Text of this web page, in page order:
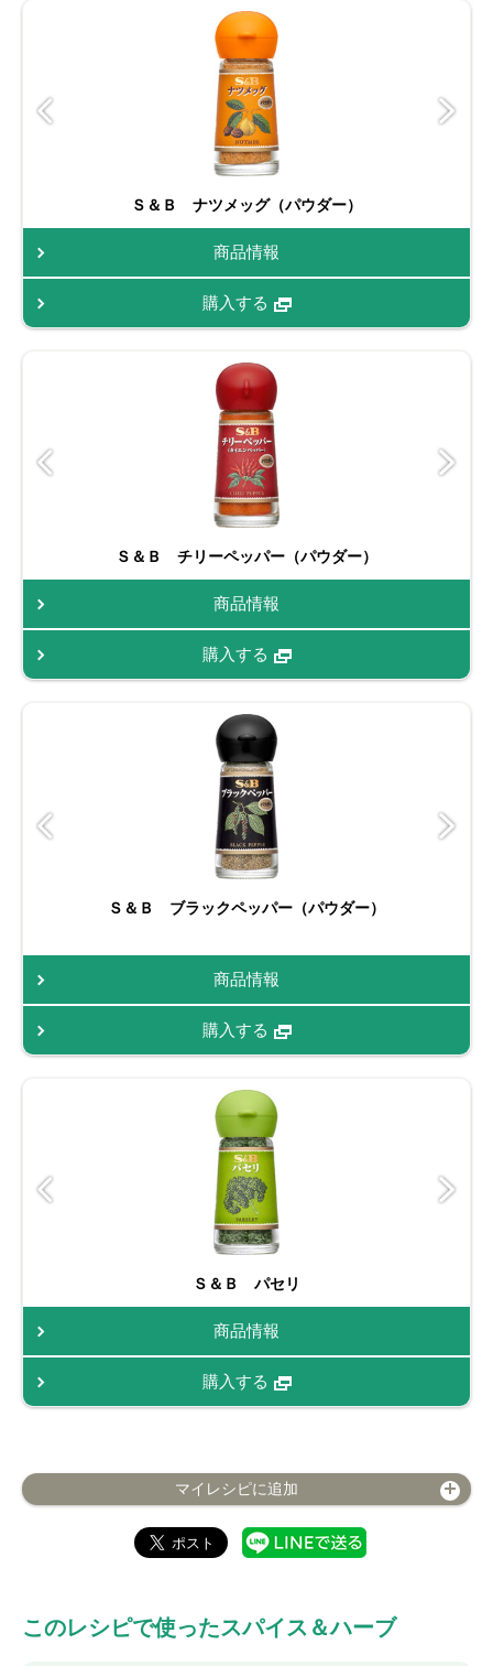
Ｓ＆Ｂ ナツメッグ（パウダー）
商品情報
購入する
Ｓ＆Ｂ チリーペッパー（パウダー）
商品情報
購入する
Ｓ＆Ｂ ブラックペッパー（パウダー）
商品情報
購入する
Ｓ＆Ｂ パセリ
商品情報
購入する
マイレシピに追加
このレシピで使ったスパイス＆ハーブ